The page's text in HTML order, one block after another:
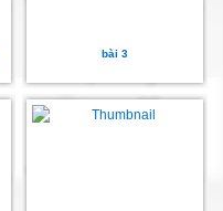
bài 3